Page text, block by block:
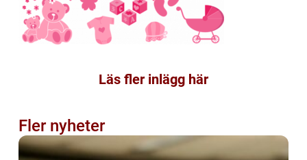
Läs fler inlägg här
Fler nyheter